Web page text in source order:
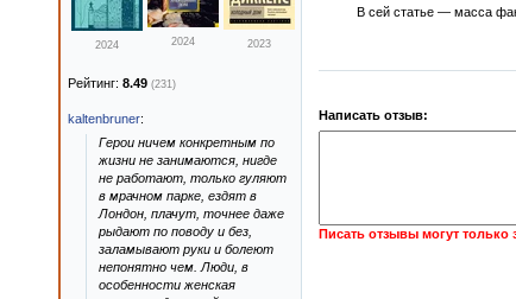
В сей статье — масса
Написать отзыв:
Писать отзывы могут только
2024 2024 2023
Рейтинг: 8.49 (231)
kaltenbruner:
Герои ничем конкретным по
жизни не занимаются, нигде
не работают, только гуляют
в мрачном парке, ездят в
Лондон, плачут, точнее даже
рыдают по поводу и без,
заламывают руки и болеют
непонятно чем. Люди, в
особенности женская